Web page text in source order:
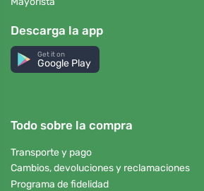
Descarga la app
Get it on
Google Play
Todo sobre la compra
Transporte y pago
Cambios, devoluciones y reclamaciones
Programa de fidelidad